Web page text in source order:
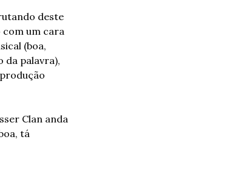
deste
um cara
(boa,
da palavra),
Clan anda
tá